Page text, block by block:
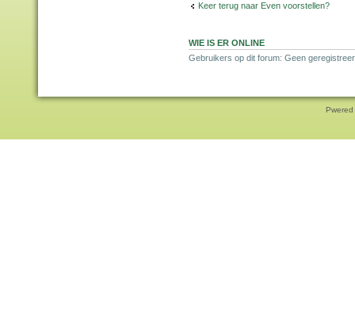
Keer terug naar Even voorstellen?
WIE IS ER ONLINE
Gebruikers op dit forum: Geen